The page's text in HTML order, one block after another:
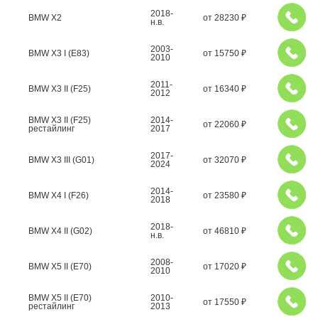
BMW X2
2018-
н.в.
от 28230 ₽
BMW X3 I (E83)
2003-
2010
от 15750 ₽
BMW X3 II (F25)
2011-
2012
от 16340 ₽
BMW X3 II (F25)
рестайлинг
2014-
2017
от 22060 ₽
BMW X3 III (G01)
2017-
2024
от 32070 ₽
BMW X4 I (F26)
2014-
2018
от 23580 ₽
BMW X4 II (G02)
2018-
н.в.
от 46810 ₽
BMW X5 II (E70)
2008-
2010
от 17020 ₽
BMW X5 II (E70)
рестайлинг
2010-
2013
от 17550 ₽